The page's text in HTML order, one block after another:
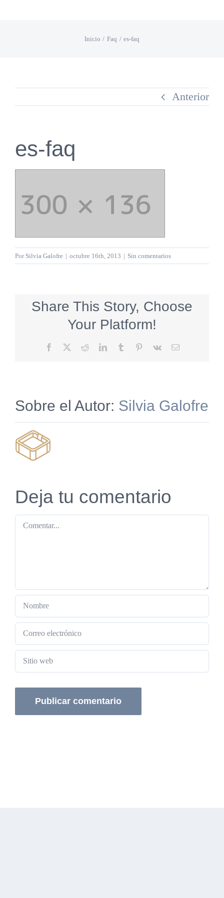
Inicio Faq es-faq
Anterior
es-faq
Por Silvia Galofre | octubre 16th, 2013 | Sin comentarios
Share This Story, Choose
Your Platform!
Facebook RedditLinkedInTumblr Pinterest
Vk
Correo
Sobre el Autor: Silvia Galofre
Deja tu comentario
Comentar